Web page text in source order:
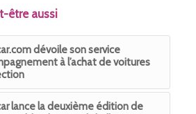
être aussi
dévoile son service
à l’achat de voitures
lance la deuxième édition de